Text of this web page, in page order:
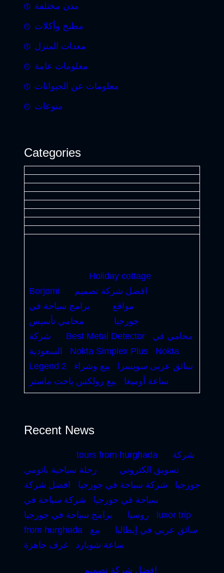
مدن مختلفة
مطبخ وأكلات
معدات المنزل
معلومات عامة
معلومات عن الحيوانات
منوعات
Categories
Holiday cottage
Borjomi
افضل شركة تصميم
مواقع
برامج سياحة في
جورجيا
محامي تأسيس
شركة
Best Metal Detector
محامي في
السعودية
Nokta Simplex Plus
Nokta
Legend 2
سائق عربى سويسرا
بيع وشراء
ساعة أوميغا
بيع رولكس ياخت ماستر
Recent News
tours from hurghada
شركة
تسويق الكتروني
رحلة سياحية باتومي
جورجيا
شركة سياحة في جورجيا
افضل شركة
سياحة في جورجيا
شركة سياحة في
روسيا
برامج سياحة في جورجيا
luxor trip
from hurghada
سائق عربي في إيطاليا
بيع
ساعة شوبارد
غرف جاهزة
افضل شركة تصميم